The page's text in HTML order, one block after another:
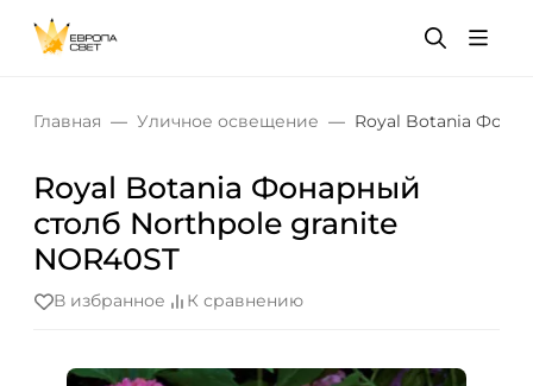
Главная Уличное освещение Royal Botania
Royal Botania Фонарный
столб Northpole granite
NOR40ST
В избранное К сравнению